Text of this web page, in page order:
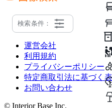
他のサイトで見つけた商品ページのURLを貼り付
検索条件：
運営会社
利用規約
プライバシーポリシー
特定商取引法に基づく
お問い合わせ
© Interior Base Inc.